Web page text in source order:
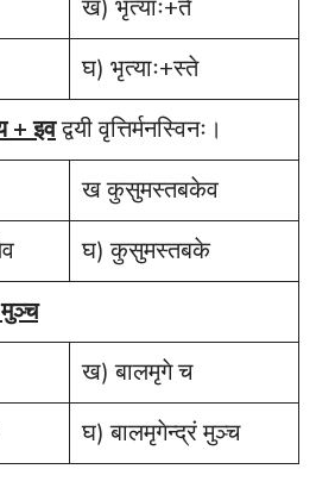
ख) भृत्याः+ते
घ) भृत्याः+स्ते
+ इवद्वयी वृत्तिर्मनस्विनः।
ख कुसुमस्तबकेव
घ) कुसुमस्तबके
ख) बालमृगे च
घ) बालमृगेन्द्रं मुञ्च